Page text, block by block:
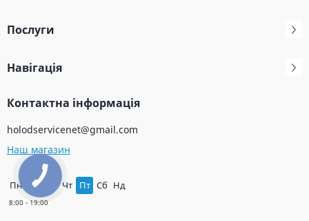
Послуги
Навігація
Контактна інформація
holodservicenet@gmail.com
Наш магазин
Пн Вт Чт Пт Сб Нд